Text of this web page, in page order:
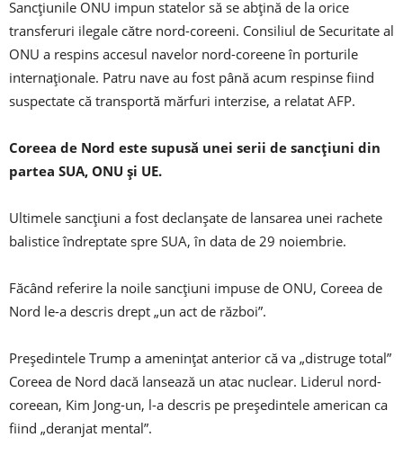
Sancțiunile ONU impun statelor să se abțină de la orice
transferuri ilegale către nord-coreeni. Consiliul de Securitate al
ONU a respins accesul navelor nord-coreene în porturile
internaționale. Patru nave au fost până acum respinse fiind
suspectate că transportă mărfuri interzise, ​​a relatat AFP.
Coreea de Nord este supusă unei serii de sancțiuni din
partea SUA, ONU și UE.
Ultimele sancțiuni a fost declanșate de lansarea unei rachete
balistice îndreptate spre SUA, în data de 29 noiembrie.
Făcând referire la noile sancțiuni impuse de ONU, Coreea de
Nord le-a descris drept „un act de război”.
Președintele Trump a amenințat anterior că va „distruge total”
Coreea de Nord dacă lansează un atac nuclear. Liderul nord-
coreean, Kim Jong-un, l-a descris pe președintele american ca
fiind „deranjat mental”.